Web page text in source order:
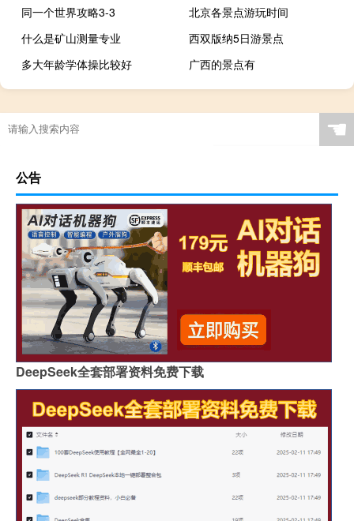
同一个世界攻略3-3
北京各景点游玩时间
什么是矿山测量专业
西双版纳5日游景点
多大年龄学体操比较好
广西的景点有
☚
公告
DeepSeek全套部署资料免费下载